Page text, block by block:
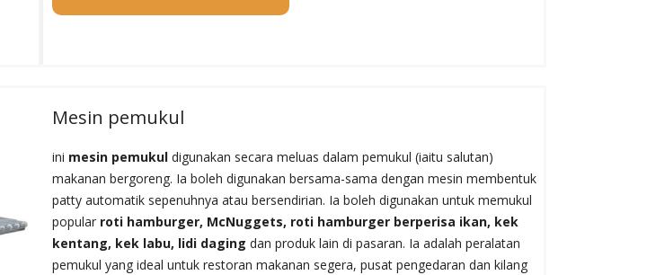
Mesin pemukul
ini mesin pemukul digunakan secara meluas dalam pemukul (iaitu salutan)
makanan bergoreng. Ia boleh digunakan bersama-sama dengan mesin membentuk
patty automatik sepenuhnya atau bersendirian. Ia boleh digunakan untuk memukul
popular roti hamburger, McNuggets, roti hamburger berperisa ikan, kek
kentang, kek labu, lidi daging dan produk lain di pasaran. Ia adalah peralatan
pemukul yang ideal untuk restoran makanan segera, pusat pengedaran dan kilang